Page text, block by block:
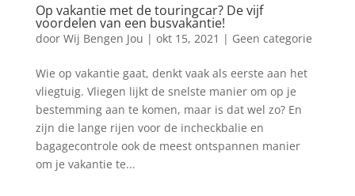
Op vakantie met de touringcar? De vijf
voordelen van een busvakantie!
door Wij Bengen Jou | okt 15, 2021 | Geen categorie
Wie op vakantie gaat, denkt vaak als eerste aan het
vliegtuig. Vliegen lijkt de snelste manier om op je
bestemming aan te komen, maar is dat wel zo? En
zijn die lange rijen voor de incheckbalie en
bagagecontrole ook de meest ontspannen manier
om je vakantie te...